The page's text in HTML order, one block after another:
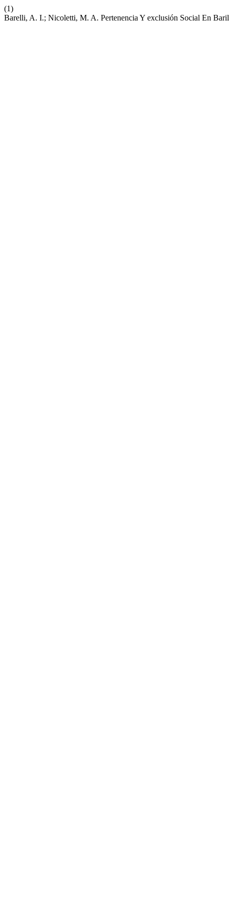
(1)
Barelli, A. I.; Nicoletti, M. A. Pertenencia Y exclusión Social En